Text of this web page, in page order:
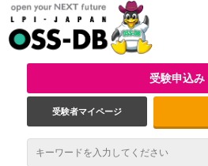
受験申込み
受験者マイページ